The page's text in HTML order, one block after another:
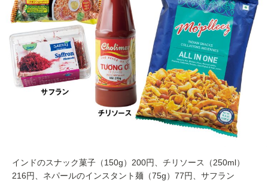
インドのスナック菓子（150g）200円、チリソース（250ml）
216円、ネパールのインスタント麺（75g）77円、サフラン